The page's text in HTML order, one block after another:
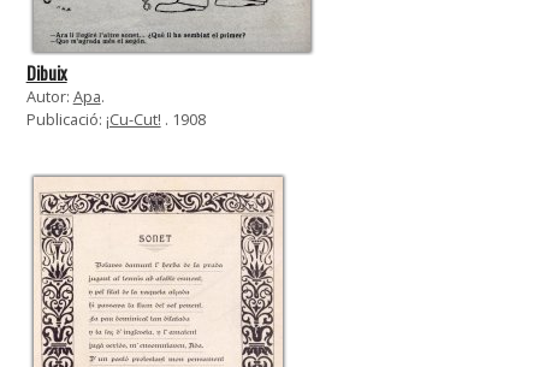
Dibuix
Autor: Apa.
Publicació: ¡Cu-Cut! . 1908